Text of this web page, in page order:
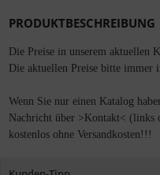
PRODUKTBESCHREIBUNG
Die Preise in unserem aktuellen
Die aktuellen Preise bitte immer
Wenn Sie nur einen Katalog
Nachricht über >Kontakt< (links
kostenlos ohne Versandkosten!!!